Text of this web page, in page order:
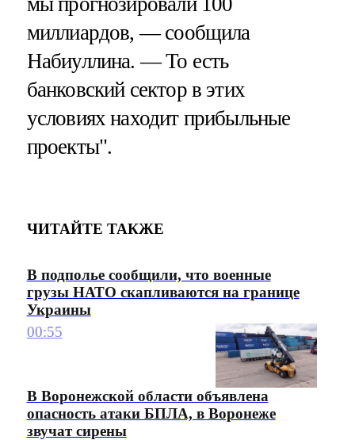
миллиардов, — сообщила
Набиуллина. — То есть
банковский сектор в этих
условиях находит прибыльные
проекты".
ЧИТАЙТЕ ТАКЖЕ
В подполье сообщили, что военные
грузы НАТО скапливаются на границе
Украины
00:55
В Воронежской области объявлена
опасность атаки БПЛА, в Воронеже
звучат сирены